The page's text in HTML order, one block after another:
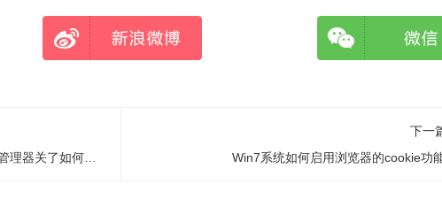
下一
Win7系统如何启用浏览器的cookie功